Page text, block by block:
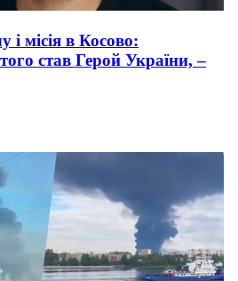
місія в Косово:
став Герой України, –